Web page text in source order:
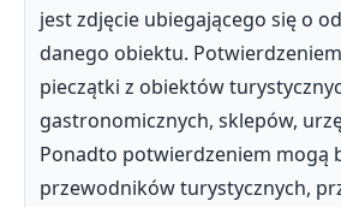
jest zdjęcie ubiegającego się o
danego obiektu.
pieczątki z obiektów
gastronomicznych, sklepów,
Ponadto potwierdzeniem mogą
przewodników turystycznych,